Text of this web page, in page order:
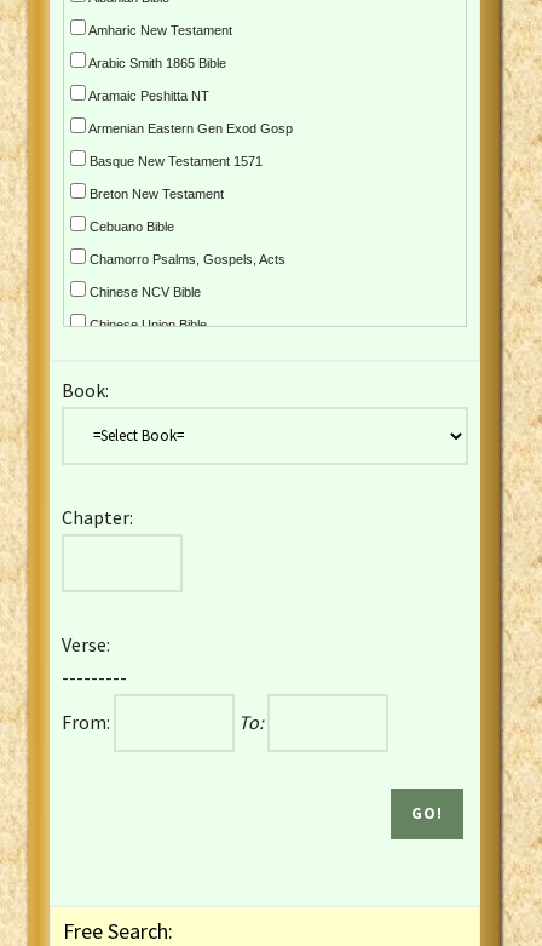
Amharic New Testament
Arabic Smith 1865 Bible
Aramaic Peshitta NT
Armenian Eastern Gen Exod Gosp
Basque New Testament 1571
Breton New Testament
Cebuano Bible
Chamorro Psalms, Gospels, Acts
Chinese NCV Bible
Chinese Union Bible
Czech Kralicka Bible
English YLT 1898 Bible
French Darby Bible
French Louis Segond Bible
Gaelic (Manx) Selections
Gaelic (Scottish) Mark
Book:
Chapter:
Verse:
---------
From:
To:
Free Search: